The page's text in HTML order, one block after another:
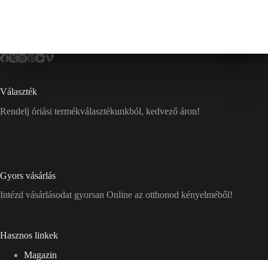
Választék
Rendelj óriási termékválasztékunkból, kedvező áron!
Gyors vásárlás
Intézd vásárlásodat gyorsan Online az otthonod kényelméből!
Hasznos linkek
Magazin